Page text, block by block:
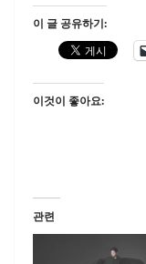
이 글 공유하기:
이것이 좋아요:
관련